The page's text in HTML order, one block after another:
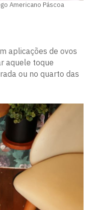
Americano Páscoa
aplicações de ovos
aquele toque
ou no quarto das